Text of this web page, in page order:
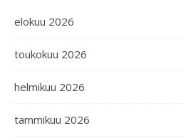
elokuu 2026
toukokuu 2026
helmikuu 2026
tammikuu 2026